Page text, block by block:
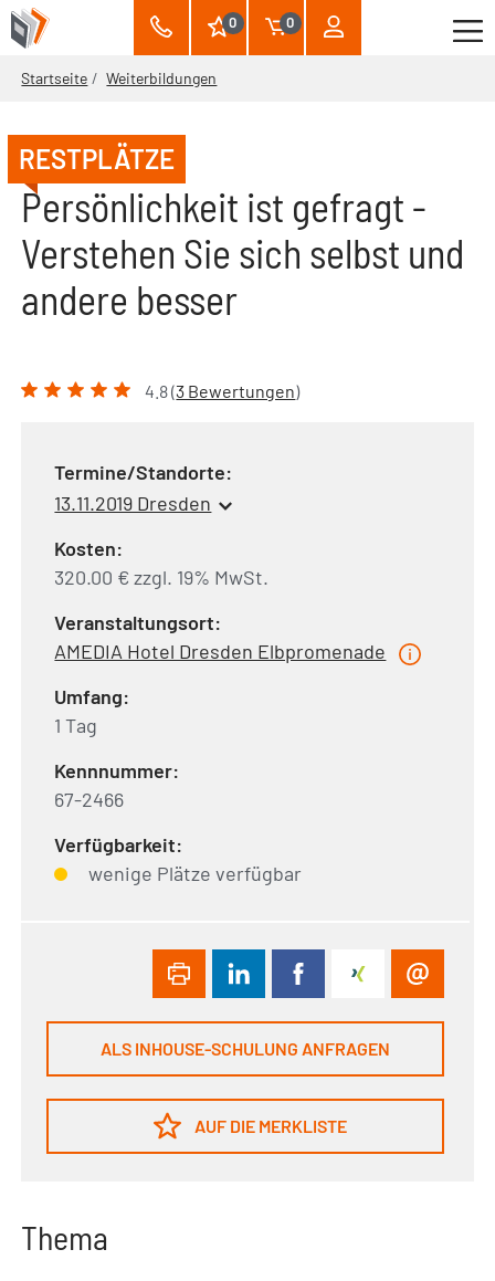
0 0
Startseite Weiterbildungen
RESTPLÄTZE
Persönlichkeit ist gefragt -
Verstehen Sie sich selbst und
andere besser
4.8 (3 Bewertungen)
Termine/Standorte:
13.11.2019 Dresden
Kosten:
320.00 € zzgl. 19% MwSt.
Veranstaltungsort:
AMEDIA Hotel Dresden Elbpromenade
Umfang:
1 Tag
Kennnummer:
67-2466
Verfügbarkeit:
wenige Plätze verfügbar
ALS INHOUSE-SCHULUNG ANFRAGEN
AUF DIE MERKLISTE
Thema